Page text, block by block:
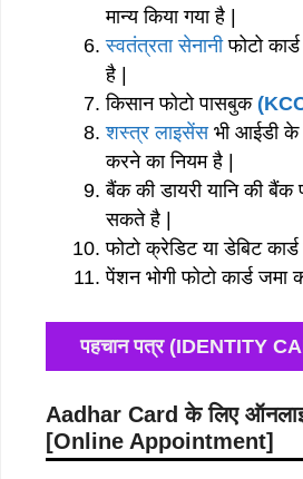
मान्य किया गया है |
स्वतंत्रता सेनानीफोटो
है |
किसान फोटो पासबुक
शस्त्र लाइसेंसभी आईडी के
करने का नियम है |
बैंक की डायरी यानि की
सकते है |
फोटो क्रेडिट या डेबिट
पेंशन भोगी फोटो कार्ड जमा
पहचान पत्र (IDENTITY
Aadhar Card के लिए
[Online Appointment]